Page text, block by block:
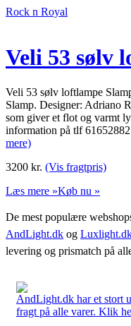
Rock n Royal
Veli 53 sølv
Veli 53 sølv loftlampe
Slamp. Designer: Adriano
som giver et flot og varmt
information på tlf
mere)
3200 kr. (Vis fragtpris)
Læs mere »Køb nu »
De mest populære
AndLight.dk og
levering og prismatch på
AndLight.dk har et stort
fragt på alle varer. Klik